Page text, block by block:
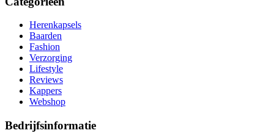
Herenkapsels
Baarden
Fashion
Verzorging
Lifestyle
Reviews
Kappers
Webshop
Bedrijfsinformatie